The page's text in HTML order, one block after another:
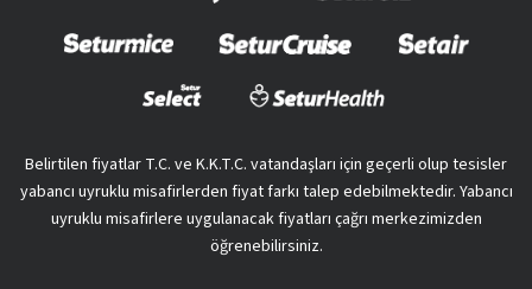
Belirtilen fiyatlar T.C. ve K.K.T.C. vatandaşları için geçerli olup tesisler
yabancı uyruklu misafirlerden fiyat farkı talep edebilmektedir. Yabancı
uyruklu misafirlere uygulanacak fiyatları çağrı merkezimizden
öğrenebilirsiniz.